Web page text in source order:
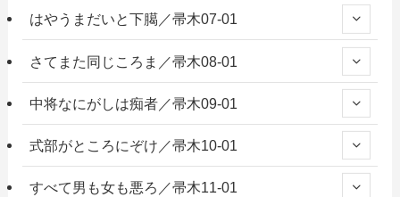
はやうまだいと下臈／帚木07-01
さてまた同じころま／帚木08-01
中将なにがしは痴者／帚木09-01
式部がところにぞけ／帚木10-01
すべて男も女も悪ろ／帚木11-01